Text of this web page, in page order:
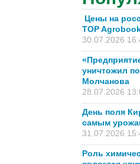
Цены на
TOP
30.07.2026
уничтожил
Молчанова
28.07.2026
День поля
самым
31.07.2026
Роль